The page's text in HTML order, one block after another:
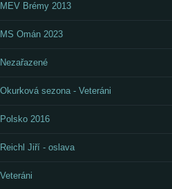
MEV Brémy 2013
MS Omán 2023
Nezařazené
Okurková sezona - Veteráni
Polsko 2016
Reichl Jiří - oslava
Veteráni